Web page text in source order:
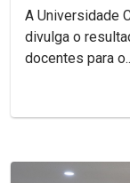
A Universidade
divulga o
docentes para